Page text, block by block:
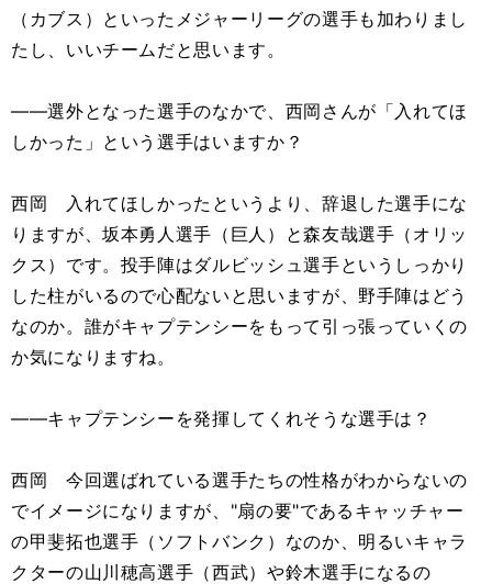
（カブス）といったメジャーリーグの選手も加わりまし
たし、いいチームだと思います。
――選外となった選手のなかで、西岡さんが「入れてほ
しかった」という選手はいますか？
西岡 入れてほしかったというより、辞退した選手にな
りますが、坂本勇人選手（巨人）と森友哉選手（オリッ
クス）です。投手陣はダルビッシュ選手というしっかり
した柱がいるので心配ないと思いますが、野手陣はどう
なのか。誰がキャプテンシーをもって引っ張っていくの
か気になりますね。
――キャプテンシーを発揮してくれそうな選手は？
西岡 今回選ばれている選手たちの性格がわからないの
でイメージになりますが、"扇の要"であるキャッチャー
の甲斐拓也選手（ソフトバンク）なのか、明るいキャラ
クターの山川穂高選手（西武）や鈴木選手になるの